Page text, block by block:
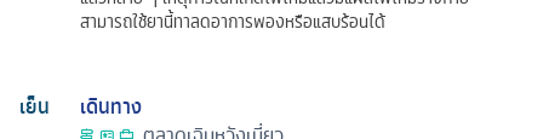
สามารถใช้ยานี้ทาลดอาการพองหรือแสบร้อนได้
เย็น
เดินทาง